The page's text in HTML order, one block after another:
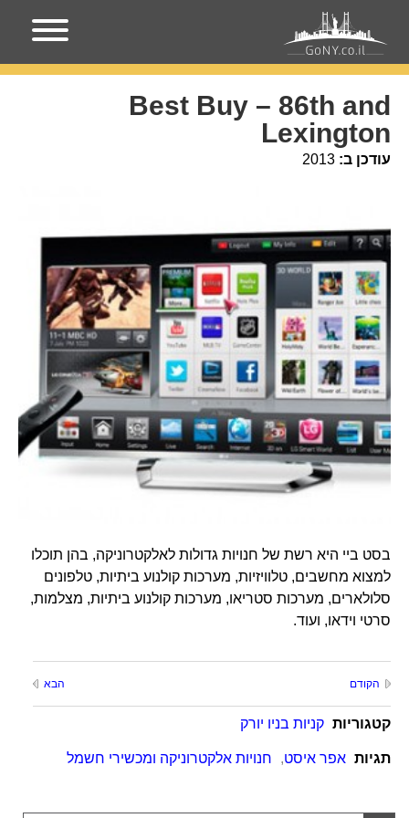
עמוד הבית מקומות בניו-יורק
Lexington
Best Buy – 86th and
Lexington
עודכן ב: 2013
בסט ביי היא רשת של חנויות גדולות לאלקטרוניקה, בהן תוכלו
למצוא מחשבים, טלוויזיות, מערכות קולנוע ביתיות, טלפונים
סלולארים, מערכות סטריאו, מערכות קולנוע ביתיות, מצלמות,
סרטי וידאו, ועוד.
הקודם הבא
קטגוריות קניות בניו יורק
תגיות אפר איסט, חנויות אלקטרוניקה ומכשירי חשמל